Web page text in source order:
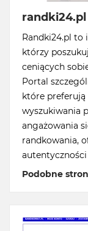
randki24.pl
Randki24.pl to
którzy
ceniących
Portal
które
wyszukiwania
angażowania
randkowania,
Podobne